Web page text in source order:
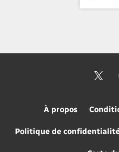
À propos
Politique de